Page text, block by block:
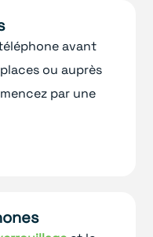
avant
ou auprès
par une